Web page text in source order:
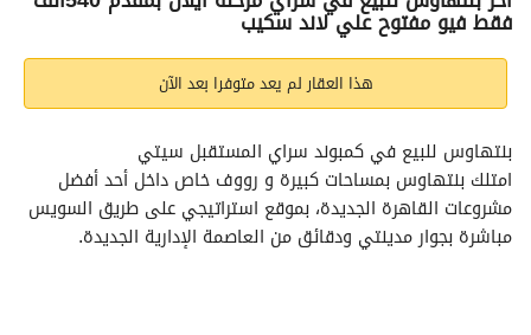
فقط فيو مفتوح علي لاند سكيب
هذا العقار لم يعد متوفرا بعد الآن
بنتهاوس للبيع في كمبوند سراي المستقبل سيتي
مباشرة بجوار مدينتي ودقائق من العاصمة الإدارية الجديدة.